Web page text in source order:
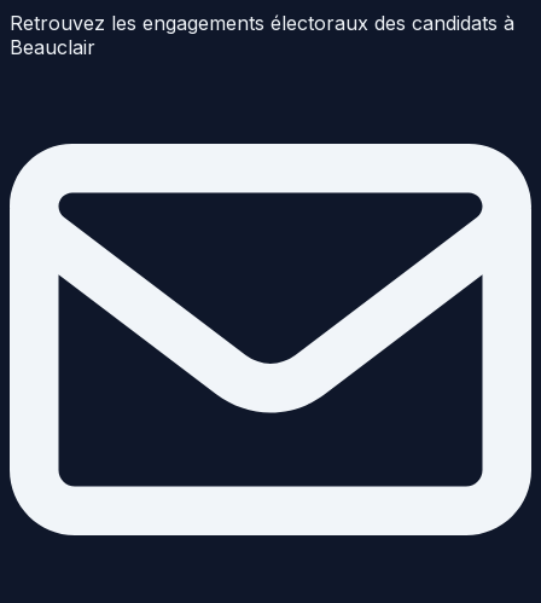
Retrouvez les engagements électoraux des candidats à
Beauclair